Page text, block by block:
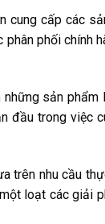
cung cấp các
phối chính
những sản phẩm
đầu trong việc
trên nhu cầu
loạt các giải